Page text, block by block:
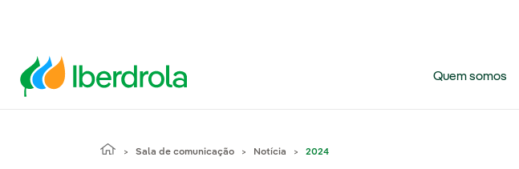
Quem somos
Sala de comunicação Notícia 2024